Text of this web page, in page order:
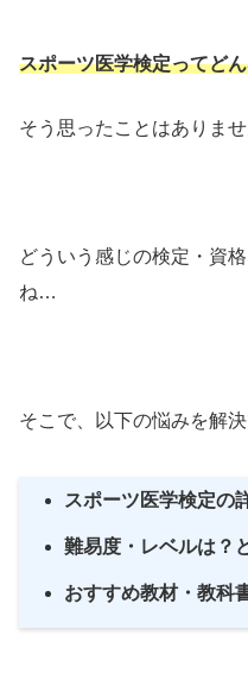
スポーツ医学検定ってど
そう思ったことはありませ
どういう感じの検定・資
ね…
そこで、以下の悩みを解
スポーツ医学検定の
難易度・レベルは？
おすすめ教材・教科